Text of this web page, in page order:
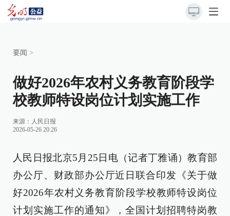
要闻 >
做好2026年农村义务教育阶段学
校教师特设岗位计划实施工作
来源： 人民日报
2026-05-26 20:26
人民日报北京5月25日电（记者丁雅诵）教育部
办公厅、财政部办公厅近日联合印发《关于做
好2026年农村义务教育阶段学校教师特设岗位
计划实施工作的通知》，全国计划招聘特岗教